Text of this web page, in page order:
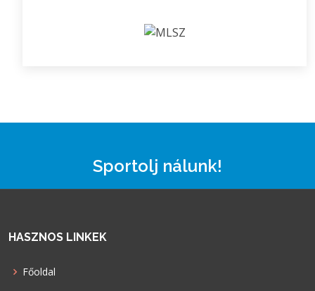
Sportolj nálunk!
HASZNOS LINKEK
Főoldal